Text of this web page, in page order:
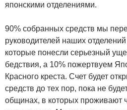
японскими отделениями.
90% собранных средств мы
руководителей наших
которые понесли серьезный
бедствия, а 10% пожертвуем
Красного креста. Счет будет
средств до тех пор, пока не
общинах, в которых проживают